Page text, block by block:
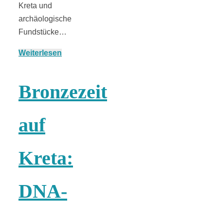
Kreta und
archäologische
Fundstücke…
Weiterlesen
Bronzezeit
auf
Kreta:
DNA-